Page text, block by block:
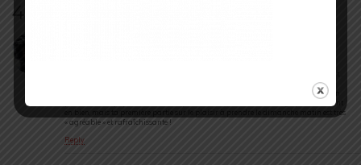
4 réponses
mais peut-être aussi sommes-nous dans un monde devenu trop concurrentiel,
quand tu cours, tu dois progresser, faire des temps, courir des courses…donc t’a un
peu besoin de ça pour t’améliorer (pas tout hein). Le monde change, pas forcément
en bien, mais ta première partie sur le plaisir à prendre le dimanche matin est très
« agréable » et rafraîchissante !
Reply